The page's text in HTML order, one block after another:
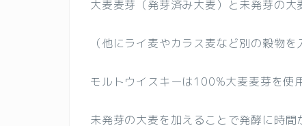
大麦麦芽（発芽済み大麦）と未発芽の
（他にライ麦やカラス麦など別の穀物を
モルトウイスキーは100%大麦麦芽を使
未発芽の大麦を加えることで発酵に時間